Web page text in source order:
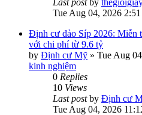
Last postby
Tue Aug 04, 2026
Định cư đảo Síp 2026: Miễn
với chi phí từ 9.6 tỷ
by Định cư Mỹ » Tue Aug
kinh nghiệm
0 Replies
10 Views
Last postby Định cư
Tue Aug 04, 2026